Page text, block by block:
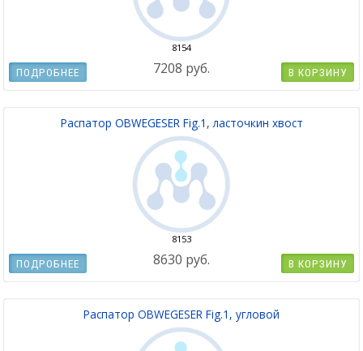
8154
7208 руб. В КОРЗИНУ
ПОДРОБНЕЕ
Распатор OBWEGESER Fig.1, ласточкин хвост
8153
8630 руб. В КОРЗИНУ
ПОДРОБНЕЕ
Распатор OBWEGESER Fig.1, угловой